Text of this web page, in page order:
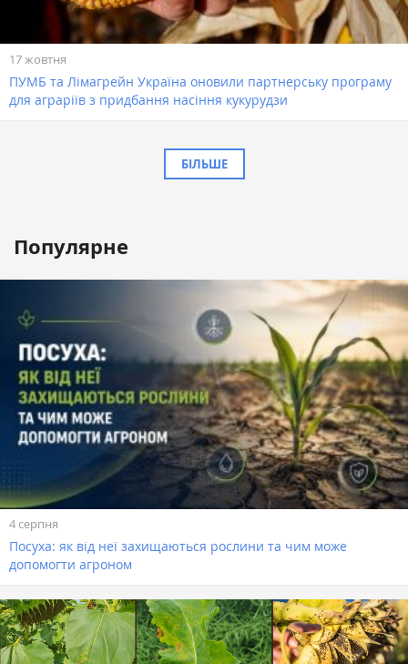
17 жовтня
ПУМБ та Лімагрейн Україна оновили партнерську програму
для аграріїв з придбання насіння кукурудзи
БІЛЬШЕ
Популярне
4 серпня
Посуха: як від неї захищаються рослини та чим може
допомогти агроном